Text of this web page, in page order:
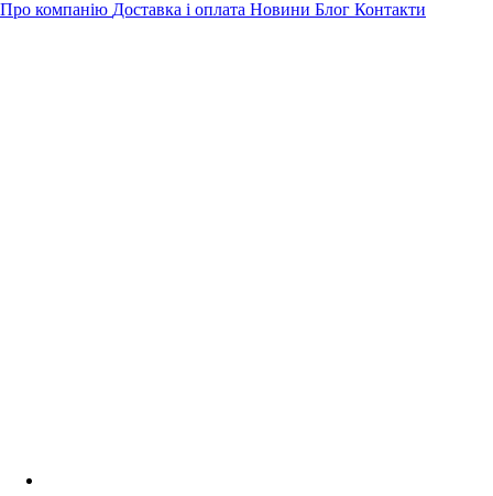
Про компанію Доставка і оплата Новини Блог Контакти